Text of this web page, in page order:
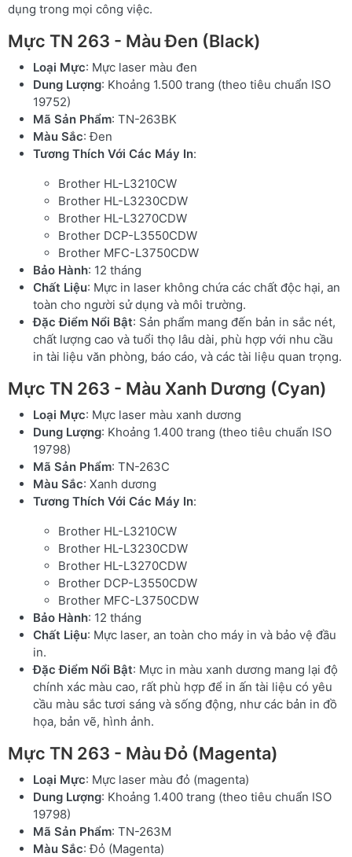
dụng trong mọi công việc.
Mực TN 263 - Màu Đen (Black)
Loại Mực: Mực laser màu đen
Dung Lượng: Khoảng 1.500 trang (theo tiêu chuẩn ISO
19752)
Mã Sản Phẩm: TN-263BK
Màu Sắc: Đen
Tương Thích Với Các Máy In:
Brother HL-L3210CW
Brother HL-L3230CDW
Brother HL-L3270CDW
Brother DCP-L3550CDW
Brother MFC-L3750CDW
Bảo Hành: 12 tháng
Chất Liệu: Mực in laser không chứa các chất độc hại, an
toàn cho người sử dụng và môi trường.
Đặc Điểm Nổi Bật: Sản phẩm mang đến bản in sắc nét,
chất lượng cao và tuổi thọ lâu dài, phù hợp với nhu cầu
in tài liệu văn phòng, báo cáo, và các tài liệu quan trọng.
Mực TN 263 - Màu Xanh Dương (Cyan)
Loại Mực: Mực laser màu xanh dương
Dung Lượng: Khoảng 1.400 trang (theo tiêu chuẩn ISO
19798)
Mã Sản Phẩm: TN-263C
Màu Sắc: Xanh dương
Tương Thích Với Các Máy In:
Brother HL-L3210CW
Brother HL-L3230CDW
Brother HL-L3270CDW
Brother DCP-L3550CDW
Brother MFC-L3750CDW
Bảo Hành: 12 tháng
Chất Liệu: Mực laser, an toàn cho máy in và bảo vệ đầu
in.
Đặc Điểm Nổi Bật: Mực in màu xanh dương mang lại độ
chính xác màu cao, rất phù hợp để in ấn tài liệu có yêu
cầu màu sắc tươi sáng và sống động, như các bản in đồ
họa, bản vẽ, hình ảnh.
Mực TN 263 - Màu Đỏ (Magenta)
Loại Mực: Mực laser màu đỏ (magenta)
Dung Lượng: Khoảng 1.400 trang (theo tiêu chuẩn ISO
19798)
Mã Sản Phẩm: TN-263M
Màu Sắc: Đỏ (Magenta)